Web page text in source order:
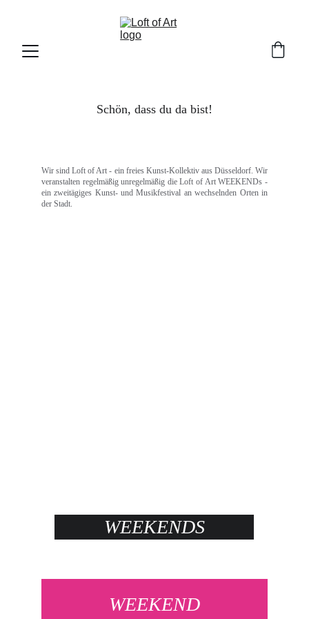
Schön, dass du da bist!
Wir sind Loft of Art - ein freies Kunst-Kollektiv aus Düsseldorf. Wir
veranstalten regelmäßig unregelmäßig die Loft of Art WEEKENDs -
ein zweitägiges Kunst- und Musikfestival an wechselnden Orten in
der Stadt.
WEEKENDS
WEEKEND